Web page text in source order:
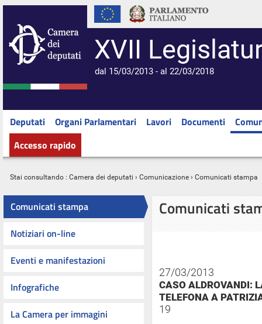
XVII
dal 15/03/2013 - al 22/03/2018
Deputati Organi Parlamentari Lavori Documenti
Accesso rapido
Stai consultando : Camera dei deputati › Comunicazione › Comunicati stampa
Comunicati stampa
Notiziari on-line
Eventi e manifestazioni
Infografiche
La Camera per immagini
Comunicati
27/03/2013
CASO ALDROVANDI:
TELEFONA A
19